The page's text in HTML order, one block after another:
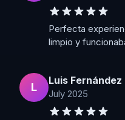
Perfecta
limpio y
L
Luis Fernández
July 2025